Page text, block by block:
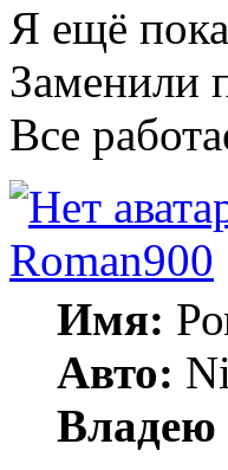
Я ещё
Заменили
Все
Roman900
Имя:
Авто:
Владею